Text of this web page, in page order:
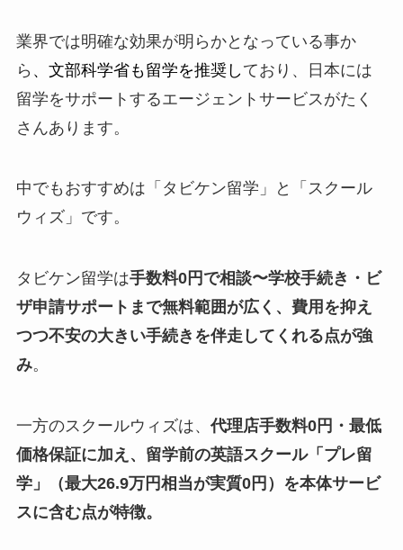
業界では明確な効果が明らかとなっている事か
ら 、 文部科学省も留学を推奨し ており、日本には
留学をサポートするエージェントサービスがたく
さんあります。
中でもおすすめは「タビケン留学」と「スクール
ウィズ」です。
タビケン留学は手数料0円で相談〜学校手続き・ビ
ザ申請サポートまで無料範囲が広く、費用を抑え
つつ不安の大きい手続きを伴走してくれる点が強
み。
一方のスクールウィズは、 代理店手数料0円・最低
価格保証に加え、留学前の英語スクール「プレ留
学」（最大26.9万円相当が実質0円）を本体サービ
スに含む点が特徴。